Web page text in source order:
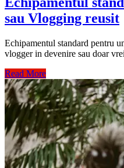
sau Vlogging reusit
Echipamentul standard pentru
vlogger in devenire sau doar
Read More